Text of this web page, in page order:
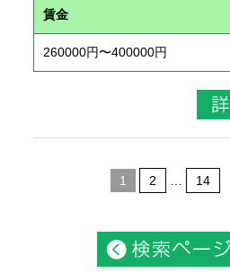
賃金
260000円〜400000円
1 2 14